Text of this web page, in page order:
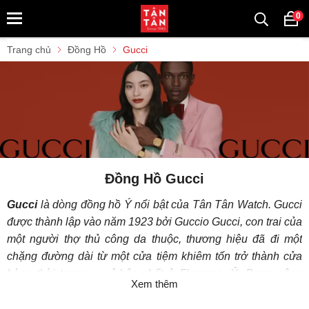
0
Trang chủ Đồng Hồ Gucci
Đồng Hồ Gucci
Gucci là dòng đồng hồ Ý nổi bật của Tân Tân Watch. Gucci
được thành lập vào năm 1923 bởi Guccio Gucci, con trai của
một người thợ thủ công da thuộc, thương hiệu đã đi một
chặng đường dài từ một cửa tiệm khiêm tốn trở thành cửa
hàng thời trang xa xỉ bậc nhất ở Florence, Ý. Được công
nhận là một trong những thương hiệu mang tính biểu tượng
Xem thêm